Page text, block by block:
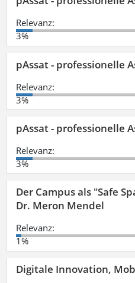
Relevanz:
3%
pAssat - professionelle
Relevanz:
3%
pAssat - professionelle
Relevanz:
3%
Der Campus als "Safe
Dr. Meron Mendel
Relevanz:
1%
Digitale Innovation,